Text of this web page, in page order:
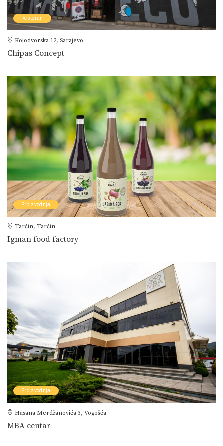
Restoran
Kolodvorska 12, Sarajevo
Chipas Concept
Proizvodnja
Tarčin, Tarčin
Igman food factory
Proizvodnja
Hasana Merdžanovića 3, Vogošća
MBA centar